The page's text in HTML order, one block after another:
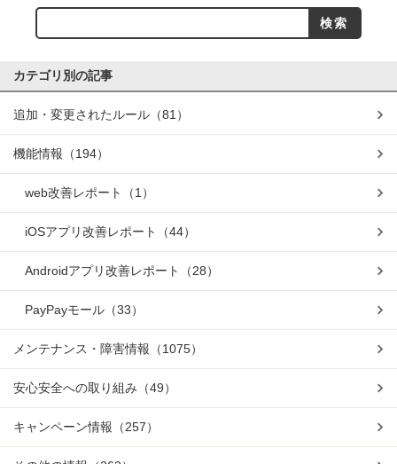
カテゴリ別の記事
追加・変更されたルール （81）
機能情報 （194）
web改善レポート （1）
iOSアプリ改善レポート （44）
Androidアプリ改善レポート （28）
PayPayモール （33）
メンテナンス・障害情報 （1075）
安心安全への取り組み （49）
キャンペーン情報 （257）